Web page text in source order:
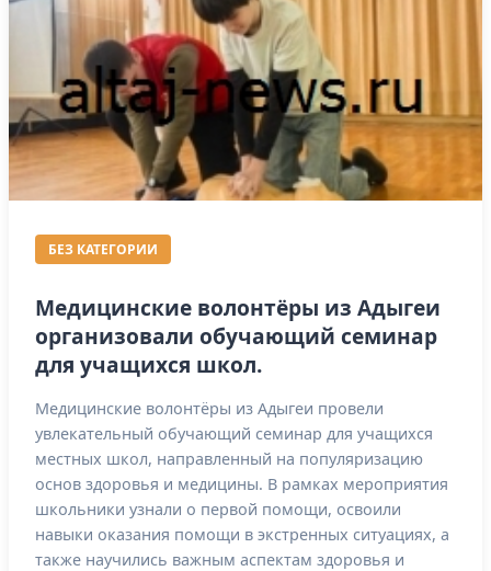
БЕЗ КАТЕГОРИИ
Медицинские волонтёры из Адыгеи
организовали обучающий семинар
для учащихся школ.
Медицинские волонтёры из Адыгеи провели
увлекательный обучающий семинар для учащихся
местных школ, направленный на популяризацию
основ здоровья и медицины. В рамках мероприятия
школьники узнали о первой помощи, освоили
навыки оказания помощи в экстренных ситуациях, а
также научились важным аспектам здоровья и